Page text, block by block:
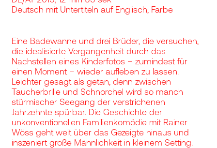
Deutsch mit Untertiteln auf Englisch, Farbe
Eine Badewanne und drei Brüder, die versuchen,
die idealisierte Vergangenheit durch das
Nachstellen eines Kinderfotos – zumindest für
einen Moment – wieder aufleben zu lassen.
Leichter gesagt als getan, denn zwischen
Taucherbrille und Schnorchel wird so manch
stürmischer Seegang der verstrichenen
Jahrzehnte spürbar. Die Geschichte der
unkonventionellen Familienkomödie mit Rainer
Wöss geht weit über das Gezeigte hinaus und
inszeniert große Männlichkeit in kleinem Setting.